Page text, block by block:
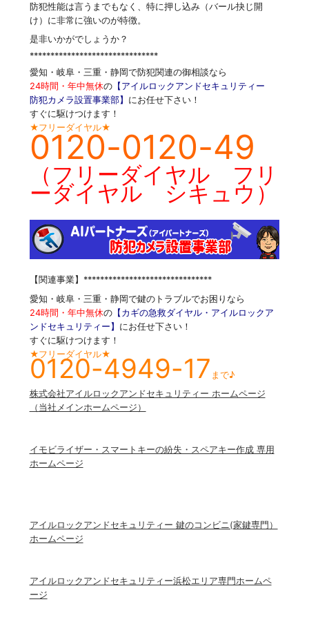
防犯性能は言うまでもなく、特に押し込み（バール抉じ開
け）に非常に強いのが特徴。
是非いかがでしょうか？
*******************************
愛知・岐阜・三重・静岡で防犯関連の御相談なら
24時間・年中無休の【アイルロックアンドセキュリティー
防犯カメラ設置事業部】 にお任せ下さい！
すぐに駆けつけます！
★フリーダイヤル★
0120-0120-49
（フリーダイヤル フリ
ーダイヤル シキュウ）
【関連事業】*******************************
愛知・岐阜・三重・静岡で鍵のトラブルでお困りなら
24時間・年中無休の【カギの急救ダイヤル・アイルロックア
ンドセキュリティー】 にお任せ下さい！
すぐに駆けつけます！
★フリーダイヤル★
0120-4949-17 まで♪
株式会社アイルロックアンドセキュリティー ホームページ
（当社メインホームページ）
イモビライザー・スマートキーの紛失・スペアキー作成 専用
ホームページ
アイルロックアンドセキュリティー 鍵のコンビニ(家鍵専門）
ホームページ
アイルロックアンドセキュリティー浜松エリア専門ホームペ
ージ